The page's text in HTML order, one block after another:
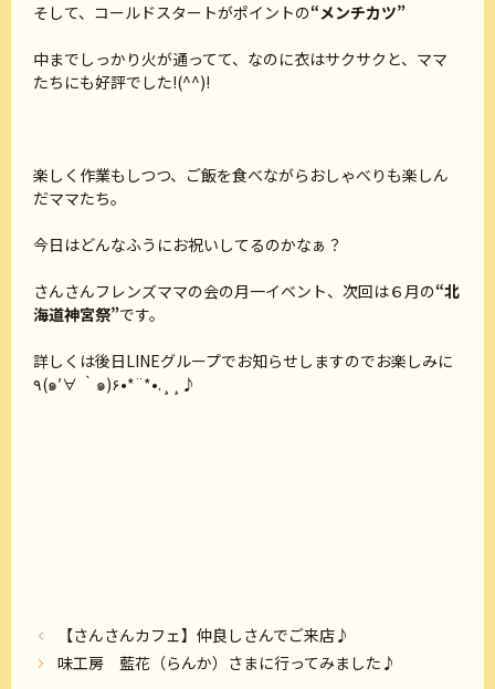
そして、コールドスタートがポイントの“メンチカツ”
中までしっかり火が通ってて、なのに衣はサクサクと、ママ
たちにも好評でした!(^^)!
楽しく作業もしつつ、ご飯を食べながらおしゃべりも楽しん
だママたち。
今日はどんなふうにお祝いしてるのかなぁ？
さんさんフレンズママの会の月一イベント、次回は６月の“北
海道神宮祭”です。
詳しくは後日LINEグループでお知らせしますのでお楽しみに
٩(๑′∀ ‵๑)۶•*¨*•.¸¸♪
【さんさんカフェ】仲良しさんでご来店♪
味工房 藍花（らんか）さまに行ってみました♪